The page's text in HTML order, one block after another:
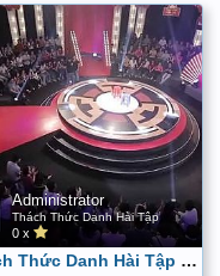
Administrator
Thách Thức Danh Hài Tập
0 x
Thách Thức Danh Hài Tập 10 (17/6/2015) - Full HD - YouTube